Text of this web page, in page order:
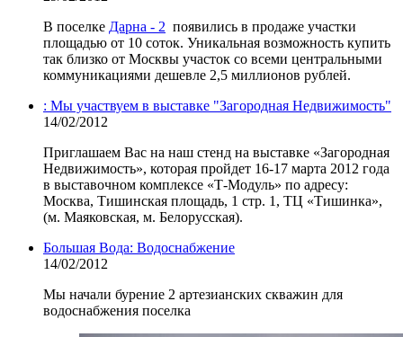
В поселке Дарна - 2 появились в продаже участки
площадью от 10 соток. Уникальная возможность купить
так близко от Москвы участок со всеми центральными
коммуникациями дешевле 2,5 миллионов рублей.
: Мы участвуем в выставке "Загородная Недвижимость"
14/02/2012
Приглашаем Вас на наш стенд на выставке «Загородная
Недвижимость», которая пройдет 16-17 марта 2012 года
в выставочном комплексе «Т-Модуль» по адресу:
Москва, Тишинская площадь, 1 стр. 1, ТЦ «Тишинка»,
(м. Маяковская, м. Белорусская).
Большая Вода: Водоснабжение
14/02/2012
Мы начали бурение 2 артезианских скважин для
водоснабжения поселка